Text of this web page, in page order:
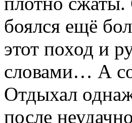
боялся ещё
этот поход и
словами… А
Отдыхал
после